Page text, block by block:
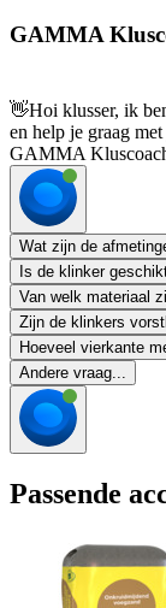
GAMMA
👋Hoi klusser, ik
en help je graag
GAMMA
Wat zijn de
Is de klinker
Van welk materiaal
Zijn de klinkers
Hoeveel vierkante
Andere vraag...
Passende